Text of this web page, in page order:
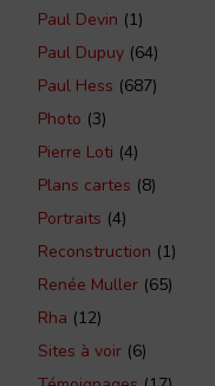
Paul Devin (1)
Paul Dupuy (64)
Paul Hess (687)
Photo (3)
Pierre Loti (4)
Plans cartes (8)
Portraits (4)
Reconstruction (1)
Renée Muller (65)
Rha (12)
Sites à voir (6)